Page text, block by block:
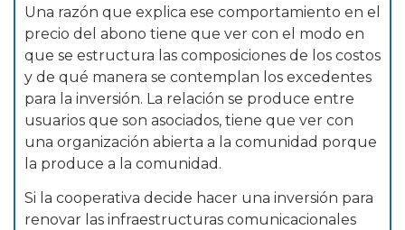
Una razón que explica ese comportamiento en el
precio del abono tiene que ver con el modo en
que se estructura las composiciones de los costos
y de qué manera se contemplan los excedentes
para la inversión. La relación se produce entre
usuarios que son asociados, tiene que ver con
una organización abierta a la comunidad porque
la produce a la comunidad.
Si la cooperativa decide hacer una inversión para
renovar las infraestructuras comunicacionales